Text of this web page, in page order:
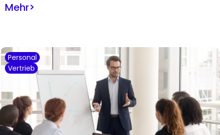
Mehr>
Personal
Vertrieb